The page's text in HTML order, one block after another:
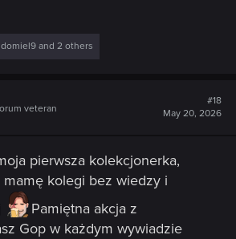
and 2 others
veteran
#18
May 20, 2026
pierwsza kolekcjonerka,
mamę kolegi bez wiedzy i
Pamiętna akcja z
Gop w każdym wywiadzie